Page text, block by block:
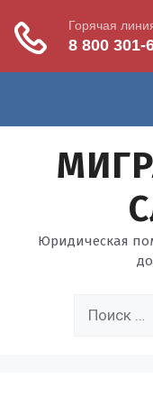
содержимому
Юридическая